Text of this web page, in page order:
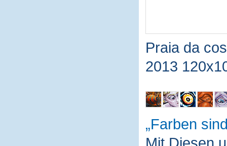
Praia da
2013
Farben